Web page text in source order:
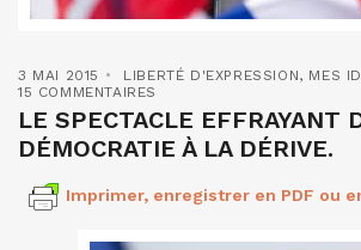
3 MAI 2015 LIBERTÉ D'EXPRESSION, MES
15 COMMENTAIRES
LE SPECTACLE EFFRAYANT
DÉMOCRATIE À LA DÉRIVE.
Imprimer, enregistrer en PDF ou